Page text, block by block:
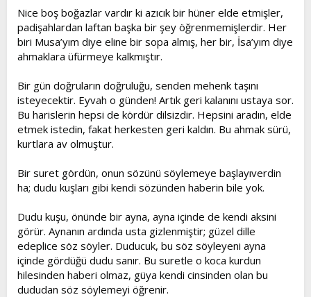
Nice boş boğazlar vardır ki azıcık bir hüner elde etmişler,
padişahlardan laftan başka bir şey öğrenmemişlerdir. Her
biri Musa’yım diye eline bir sopa almış, her bir, İsa’yım diye
ahmaklara üfürmeye kalkmıştır.
Bir gün doğruların doğruluğu, senden mehenk taşını
isteyecektir. Eyvah o günden! Artık geri kalanını ustaya sor.
Bu harislerin hepsi de kördür dilsizdir. Hepsini aradın, elde
etmek istedin, fakat herkesten geri kaldın. Bu ahmak sürü,
kurtlara av olmuştur.
Bir suret gördün, onun sözünü söylemeye başlayıverdin
ha; dudu kuşları gibi kendi sözünden haberin bile yok.
Dudu kuşu, önünde bir ayna, ayna içinde de kendi aksini
görür. Aynanın ardında usta gizlenmiştir; güzel dille
edeplice söz söyler. Duducuk, bu söz söyleyeni ayna
içinde gördüğü dudu sanır. Bu suretle o koca kurdun
hilesinden haberi olmaz, güya kendi cinsinden olan bu
dududan söz söylemeyi öğrenir.